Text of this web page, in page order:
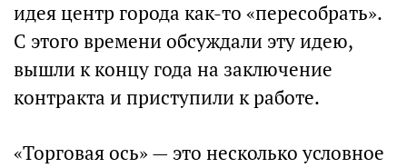
идея центр города как-то «пересобрать».
С этого времени обсуждали эту идею,
вышли к концу года на заключение
контракта и приступили к работе.
«Торговая ось» — это несколько условное